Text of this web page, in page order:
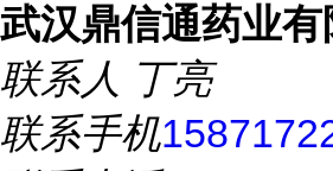
武汉鼎信通药业有
联系人 丁亮
联系手机